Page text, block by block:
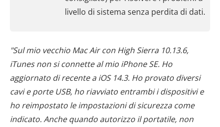
livello di sistema senza perdita di dati.
"Sul mio vecchio Mac Air con High Sierra 10.13.6,
iTunes non si connette al mio iPhone SE. Ho
aggiornato di recente a iOS 14.3. Ho provato diversi
cavi e porte USB, ho riavviato entrambi i dispositivi e
ho reimpostato le impostazioni di sicurezza come
indicato. Anche quando autorizzo il portatile, non